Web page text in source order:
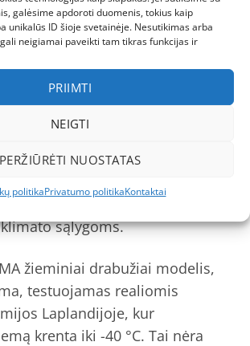
galėsime apdoroti duomenis, tokius kaip
unikalūs ID šioje svetainėje. Nesutikimas arba
neigiamai paveikti tam tikras funkcijas ir
PRIIMTI
NEIGTI
PERŽIŪRĖTI NUOSTATAS
politikaPrivatumo politikaKontaktai
net asfaltą, kai sniegas jau
Per daugiau nei šimtą metų šis
sąlygoms.
žieminiai drabužiai modelis,
testuojamas realiomis
Laplandijoje, kur
krenta iki -40 °C. Tai nėra